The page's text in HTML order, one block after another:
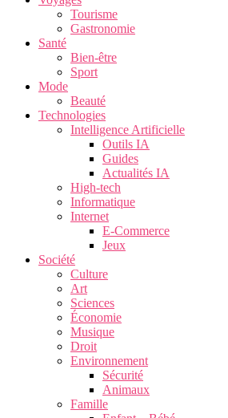
Tourisme
Gastronomie
Santé
Bien-être
Sport
Mode
Beauté
Technologies
Intelligence Artificielle
Outils IA
Guides
Actualités IA
High-tech
Informatique
Internet
E-Commerce
Jeux
Société
Culture
Art
Sciences
Économie
Musique
Droit
Environnement
Sécurité
Animaux
Famille